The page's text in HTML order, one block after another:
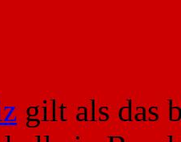
gilt als das